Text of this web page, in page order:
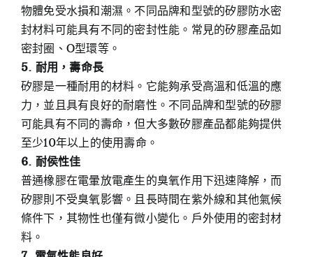
物體免受水損和潮濕。不同品牌和型號的矽膠防水密
封材料可能具有不同的密封性能。常見的矽膠產品如
密封圈、O型環等。
5. 耐用，壽命長
矽膠是一種耐用的材料。它能夠承受高溫和低溫的應
力，並且具有良好的耐磨性。不同品牌和型號的矽膠
可能具有不同的壽命，但大多數矽膠產品都能夠提供
至少10年以上的使用壽命。
6. 耐侯性佳
普通橡膠在電暈放電產生的臭氧作用下迅速降解，而
矽膠則不受臭氧影響。且長時間在紫外線和其他氣候
條件下，其物性也僅有微小變化。戶外使用的密封材
料。